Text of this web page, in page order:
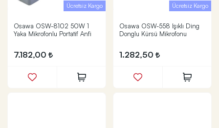
Ücretsiz Kargo
Osawa OSW-8102 50W 1
Yaka Mikrofonlu Portatif Anfi
7.182,00
Ücretsiz Kargo
Osawa OSW-558 Işıklı Ding
Donglu Kürsü Mikrofonu
1.282,50